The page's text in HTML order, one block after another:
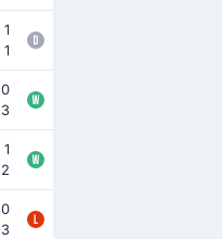
1
1
0
3
1
2
0
3